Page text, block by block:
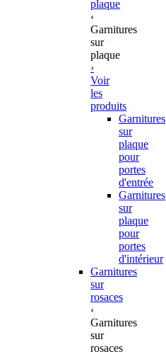
plaque
‹
Garnitures
sur
plaque
›
Voir
les
produits
Garnitures
sur
plaque
pour
portes
d'entrée
Garnitures
sur
plaque
pour
portes
d'intérieur
Garnitures
sur
rosaces
‹
Garnitures
sur
rosaces